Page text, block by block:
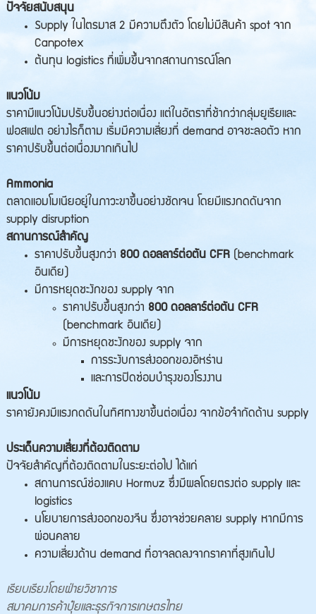
ปัจจัยสนับสนุน
Supply ในไตรมาส 2 มีความตึงตัว โดยไม่มีสินค้า spot จาก
Canpotex
ต้นทุน logistics ที่เพิ่มขึ้นจากสถานการณ์โลก
แนวโน้ม
ราคามีแนวโน้มปรับขึ้นอย่างต่อเนื่อง แต่ในอัตราที่ช้ากว่ากลุ่มยูเรียและ
ฟอสเฟต อย่างไรก็ตาม เริ่มมีความเสี่ยงที่ demand อาจชะลอตัว หาก
ราคาปรับขึ้นต่อเนื่องมากเกินไป
Ammonia
ตลาดแอมโมเนียอยู่ในภาวะขาขึ้นอย่างชัดเจน โดยมีแรงกดดันจาก
supply disruption
สถานการณ์สำคัญ
ราคาปรับขึ้นสูงกว่า 800 ดอลลาร์ต่อตัน CFR(benchmark
อินเดีย)
มีการหยุดชะงักของ supply จาก
ราคาปรับขึ้นสูงกว่า 800 ดอลลาร์ต่อตัน CFR
(benchmark อินเดีย)
มีการหยุดชะงักของ supply จาก
การระงับการส่งออกของอิหร่าน
และการปิดซ่อมบำรุงของโรงงาน
แนวโน้ม
ราคายังคงมีแรงกดดันในทิศทางขาขึ้นต่อเนื่อง จากข้อจำกัดด้าน supply
ประเด็นความเสี่ยงที่ต้องติดตาม
ปัจจัยสำคัญที่ต้องติดตามในระยะต่อไป ได้แก่
สถานการณ์ช่องแคบ Hormuz ซึ่งมีผลโดยตรงต่อ supply และ
logistics
นโยบายการส่งออกของจีน ซึ่งอาจช่วยคลาย supply หากมีการ
ผ่อนคลาย
ความเสี่ยงด้าน demand ที่อาจลดลงจากราคาที่สูงเกินไป
เรียบเรียงโดยฝ่ายวิชาการ
สมาคมการค้าปุ๋ยและธุรกิจการเกษตรไทย